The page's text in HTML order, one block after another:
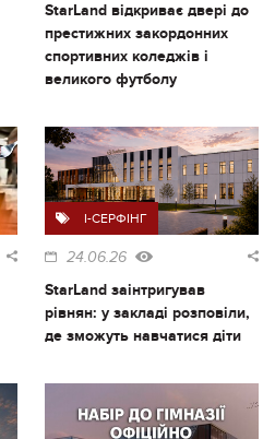
StarLand відкриває двері до
престижних закордонних
спортивних коледжів і
великого футболу
I-СЕРФІНГ
24.06.26
StarLand заінтригував
рівнян: у закладі розповіли,
де зможуть навчатися діти